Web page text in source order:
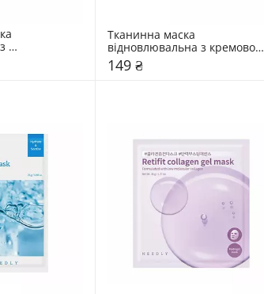
ефектом
Тканинна маска
відновлювальна з кремовою
есенцією Dr. Althea 25 мл
149 ₴